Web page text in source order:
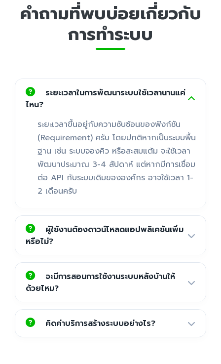
คำถามที่พบบ่อยเกี่ยวกับ
การทำระบบ
ระยะเวลาในการพัฒนาระบบใช้เวลานานแค่
ไหน?
ระยะเวลาขึ้นอยู่กับความซับซ้อนของฟังก์ชัน
(Requirement) ครับ โดยปกติหากเป็นระบบพื้น
ฐาน เช่น ระบบจองคิว หรือสะสมแต้ม จะใช้เวลา
พัฒนาประมาณ 3-4 สัปดาห์ แต่หากมีการเชื่อม
ต่อ API กับระบบเดิมขององค์กร อาจใช้เวลา 1-
2 เดือนครับ
ผู้ใช้งานต้องดาวน์โหลดแอปพลิเคชันเพิ่ม
หรือไม่?
จะมีการสอนการใช้งานระบบหลังบ้านให้
ด้วยไหม?
คิดค่าบริการสร้างระบบอย่างไร?